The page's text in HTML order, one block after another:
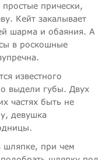
прически,
Кейт закалывает
шарма и обаяния. А
в роскошные
известного
выдели губы. Двух
частях быть не
девушка
шляпке, при чем